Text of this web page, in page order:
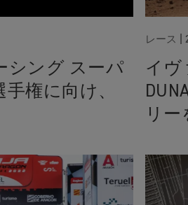
シング スーパ
権に向け、
レース
イヴ
リー